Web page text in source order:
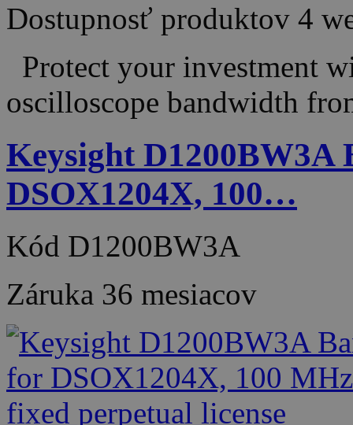
Dostupnosť produktov 4
Protect your investment
oscilloscope bandwidth
Keysight
DSOX1204X, 100…
Kód D1200BW3A
Záruka 36 mesiacov